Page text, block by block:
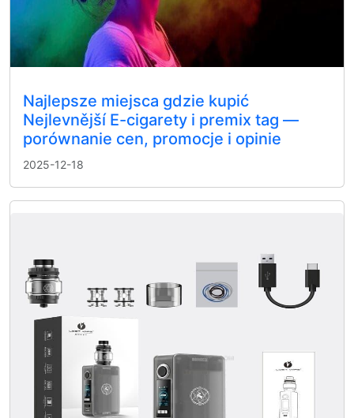
Najlepsze miejsca gdzie kupić
Nejlevnější E-cigarety i premix tag —
porównanie cen, promocje i opinie
2025-12-18